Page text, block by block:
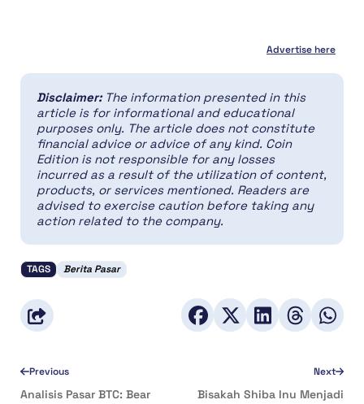
Advertise here
Disclaimer: The information presented in this
article is for informational and educational
purposes only. The article does not constitute
financial advice or advice of any kind. Coin
Edition is not responsible for any losses
incurred as a result of the utilization of content,
products, or services mentioned. Readers are
advised to exercise caution before taking any
action related to the company.
TAGS Berita Pasar
Previous
Analisis Pasar BTC: Bear
Next
Bisakah Shiba Inu Menjadi